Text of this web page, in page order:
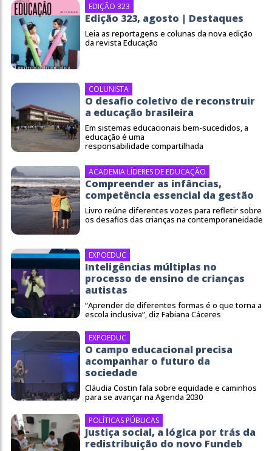
EDIÇÃO 323
Edição 323, agosto | Destaques
Leia as reportagens e colunas da nova edição
da revista Educação
COLUNISTA
O desafio coletivo de reconstruir
a educação brasileira
Em sistemas educacionais bem-sucedidos, a
educação é uma
responsabilidade compartilhada
ACADEMIA LÍDERES DE EDUCAÇÃO
Compreender as infâncias,
competência essencial da gestão
Livro reúne diferentes vozes para refletir sobre
os desafios das crianças na contemporaneidade
EXPOEDUC
Inteligências múltiplas no
processo de ensino de crianças
autistas
“Aprender de diferentes formas é o que torna a
escola inclusiva”, diz Fabiana Cáceres
EXPOEDUC
O campo educacional precisa
acompanhar o futuro da
sociedade
Cláudia Costin fala sobre equidade e caminhos
para se avançar na Agenda 2030
POLÍTICAS PÚBLICAS
Justiça social, a lógica por trás da
redistribuição do novo Fundeb